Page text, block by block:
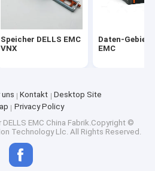
Speicher DELLS EMC
VNX
Daten-Gebiet
EMC
Kontakt
Desktop Site
Privacy Policy
EMC China Fabrik.Copyright ©
Technology Llc. All Rights Reserved.